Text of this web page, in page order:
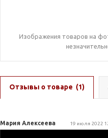
Изображения товаров на
Отзывы о товаре (1)
Мария Алексеева 19 июля 2022